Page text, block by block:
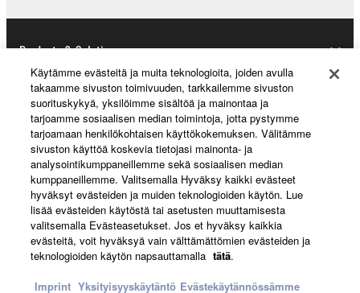
Products & Solutions
News
About Yamaha
Suomi - English
Käytämme evästeitä ja muita teknologioita, joiden avulla
takaamme sivuston toimivuuden, tarkkailemme sivuston
suorituskykyä, yksilöimme sisältöä ja mainontaa ja
tarjoamme sosiaalisen median toimintoja, jotta pystymme
tarjoamaan henkilökohtaisen käyttökokemuksen. Välitämme
sivuston käyttöä koskevia tietojasi mainonta- ja
analysointikumppaneillemme sekä sosiaalisen median
kumppaneillemme. Valitsemalla Hyväksy kaikki evästeet
hyväksyt evästeiden ja muiden teknologioiden käytön. Lue
lisää evästeiden käytöstä tai asetusten muuttamisesta
valitsemalla Evästeasetukset. Jos et hyväksy kaikkia
evästeitä, voit hyväksyä vain välttämättömien evästeiden ja
teknologioiden käytön napsauttamalla tätä.
Imprint Yksityisyyskäytäntö Evästekäytännössämme